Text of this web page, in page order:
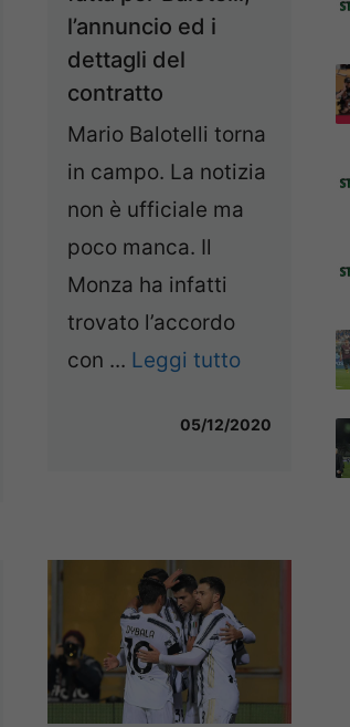
l’annuncio ed i
dettagli del
contratto
Mario Balotelli torna
in campo. La notizia
non è ufficiale ma
poco manca. Il
Monza ha infatti
trovato l’accordo
con ... Leggi tutto
05/12/2020